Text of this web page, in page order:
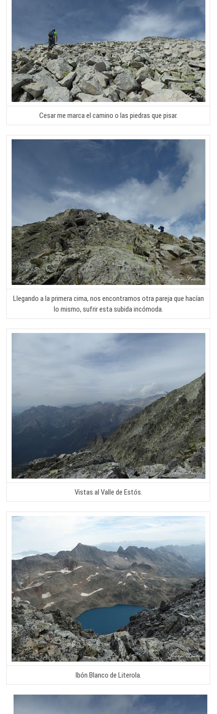
Cesar me marca el camino o las piedras que pisar.
Llegando a la primera cima, nos encontramos otra pareja que hacían
lo mismo, sufrir esta subida incómoda.
Vistas al Valle de Estós.
Ibón Blanco de Literola.